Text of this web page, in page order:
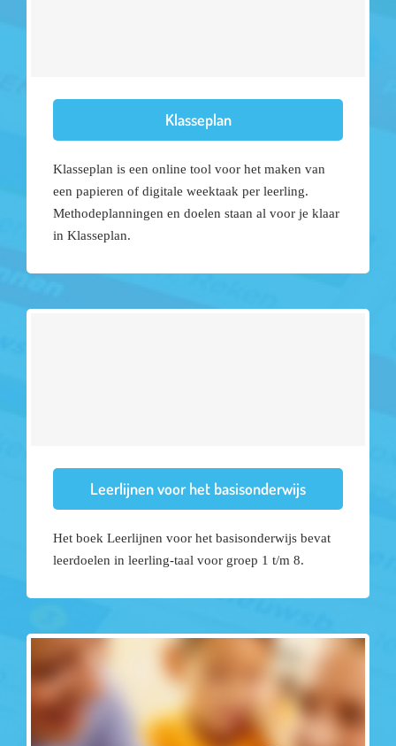
Klasseplan
Klasseplan is een online tool voor het maken van
een papieren of digitale weektaak per leerling.
Methodeplanningen en doelen staan al voor je klaar
in Klasseplan.
Leerlijnen voor het basisonderwijs
Het boek Leerlijnen voor het basisonderwijs bevat
leerdoelen in leerling-taal voor groep 1 t/m 8.